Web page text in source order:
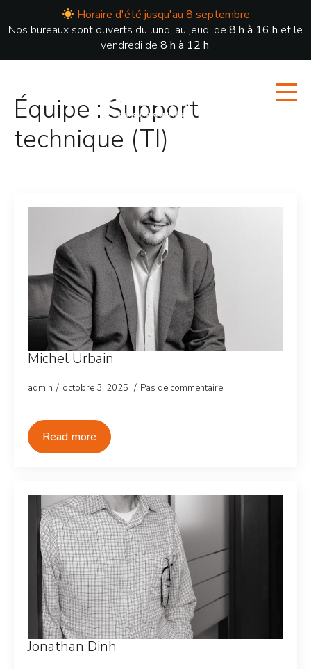
Horaire d'été jusqu'au 8 septembre
Nos bureaux sont ouverts du lundi au jeudi de 8 h à 16 h et le
vendredi de 8 h à 12 h.
Équipe : Support
technique (TI)
Michel Urbain
admin octobre 3, 2025 Pas de commentaire
Read more
Jonathan Dinh